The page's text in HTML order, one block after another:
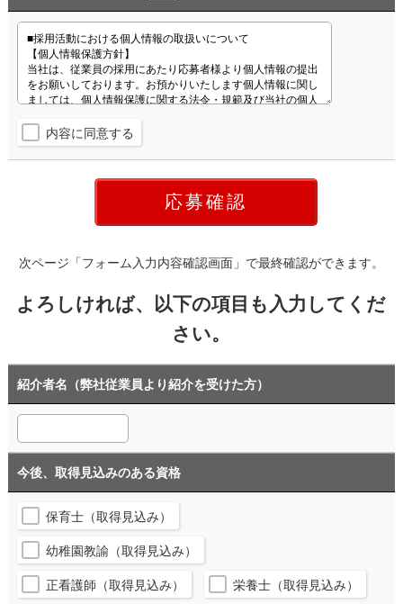
内容に同意する
次ページ「フォーム入力内容確認画面」で最終確認ができます。
よろしければ、以下の項目も入力してくだ
さい。
紹介者名（弊社従業員より紹介を受けた方）
今後、取得見込みのある資格
保育士（取得見込み）
幼稚園教諭（取得見込み）
正看護師（取得見込み） 栄養士（取得見込み）